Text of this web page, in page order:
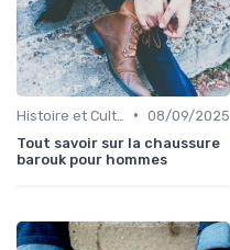
• 08/09/2025
Tout savoir sur la chaussure
barouk pour hommes